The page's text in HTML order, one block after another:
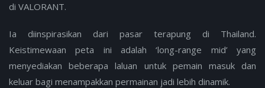
di VALORANT.
Ia diinspirasikan dari pasar terapung di Thailand.
Keistimewaan peta ini adalah ‘long-range mid’ yang
menyediakan beberapa laluan untuk pemain masuk dan
keluar bagi menampakkan permainan jadi lebih dinamik.